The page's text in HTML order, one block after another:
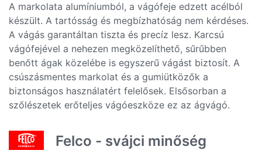
A markolata alumíniumból, a vágófeje edzett acélból
készült. A tartósság és megbízhatóság nem kérdéses.
A vágás garantáltan tiszta és precíz lesz. Karcsú
vágófejével a nehezen megközelíthető, sűrűbben
benőtt ágak közelébe is egyszerű vágást biztosít. A
csúszásmentes markolat és a gumiütközők a
biztonságos használatért felelősek. Elsősorban a
szőlészetek erőteljes vágóeszköze ez az ágvágó.
Felco - svájci minőség